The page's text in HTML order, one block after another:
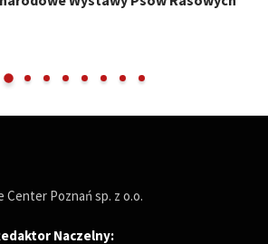
Center Poznań sp. z o.o.
Naczelny: